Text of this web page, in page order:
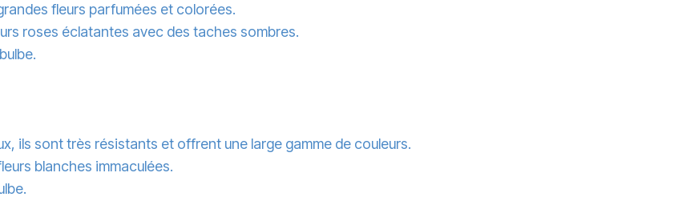
fleurs parfumées et colorées.
roses éclatantes avec des taches sombres.
ils sont très résistants et offrent une large gamme de couleurs.
blanches immaculées.